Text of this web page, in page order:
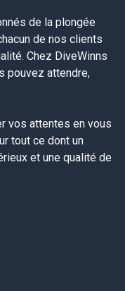
de la plongée
de nos clients
Chez DiveWinns
pouvez attendre,
vos attentes en vous
tout ce dont un
et une qualité de